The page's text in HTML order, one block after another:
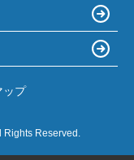
ップ
Reserved.